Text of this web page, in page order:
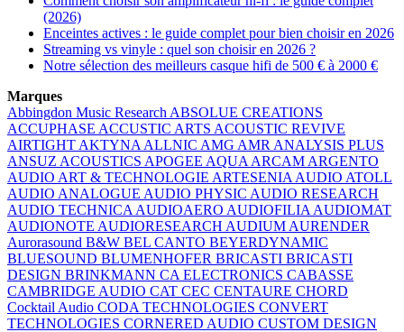
(2026)
Enceintes actives : le guide complet pour bien choisir en 2026
Streaming vs vinyle : quel son choisir en 2026 ?
Notre sélection des meilleurs casque hifi de 500 € à 2000 €
Marques
Abbingdon Music Research ABSOLUE CREATIONS
ACCUPHASE ACCUSTIC ARTS ACOUSTIC REVIVE
AIRTIGHT AKTYNA ALLNIC AMG AMR ANALYSIS PLUS
ANSUZ ACOUSTICS APOGEE AQUA ARCAM ARGENTO
AUDIO ART & TECHNOLOGIE ARTESENIA AUDIO ATOLL
AUDIO ANALOGUE AUDIO PHYSIC AUDIO RESEARCH
AUDIO TECHNICA AUDIOAERO AUDIOFILIA AUDIOMAT
AUDIONOTE AUDIORESEARCH AUDIUM AURENDER
Aurorasound B&W BEL CANTO BEYERDYNAMIC
BLUESOUND BLUMENHOFER BRICASTI BRICASTI
DESIGN BRINKMANN CA ELECTRONICS CABASSE
CAMBRIDGE AUDIO CAT CEC CENTAURE CHORD
Cocktail Audio CODA TECHNOLOGIES CONVERT
TECHNOLOGIES CORNERED AUDIO CUSTOM DESIGN